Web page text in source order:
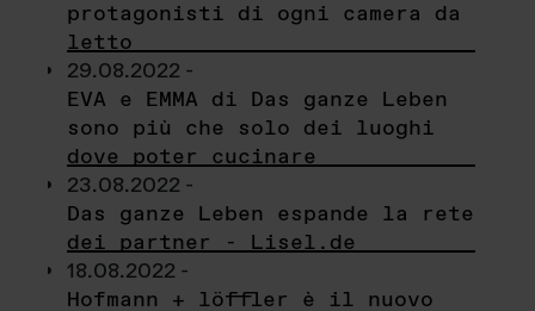
protagonisti di ogni camera da
letto
29.08.2022 -
EVA e EMMA di Das ganze Leben
sono più che solo dei luoghi
dove poter cucinare
23.08.2022 -
Das ganze Leben espande la rete
dei partner - Lisel.de
18.08.2022 -
Hofmann + löffler è il nuovo